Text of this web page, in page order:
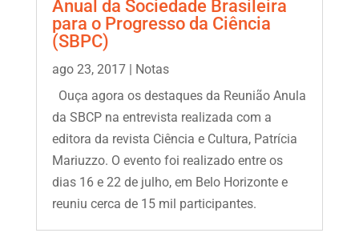
Anual da Sociedade Brasileira
para o Progresso da Ciência
(SBPC)
ago 23, 2017|
Notas
Ouça agora os destaques da Reunião Anula
da SBCP na entrevista realizada com a
editora da revista Ciência e Cultura, Patrícia
Mariuzzo. O evento foi realizado entre os
dias 16 e 22 de julho, em Belo Horizonte e
reuniu cerca de 15 mil participantes.